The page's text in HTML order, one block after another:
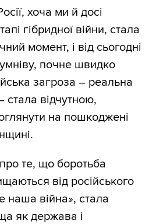
хоча ми й досі
гібридної війни, стала
момент, і від сьогодні
почне швидко
загроза – реальна
стала відчутною,
на пошкоджені
про те, що боротьба
від російського
наша війна», стала
як держава і